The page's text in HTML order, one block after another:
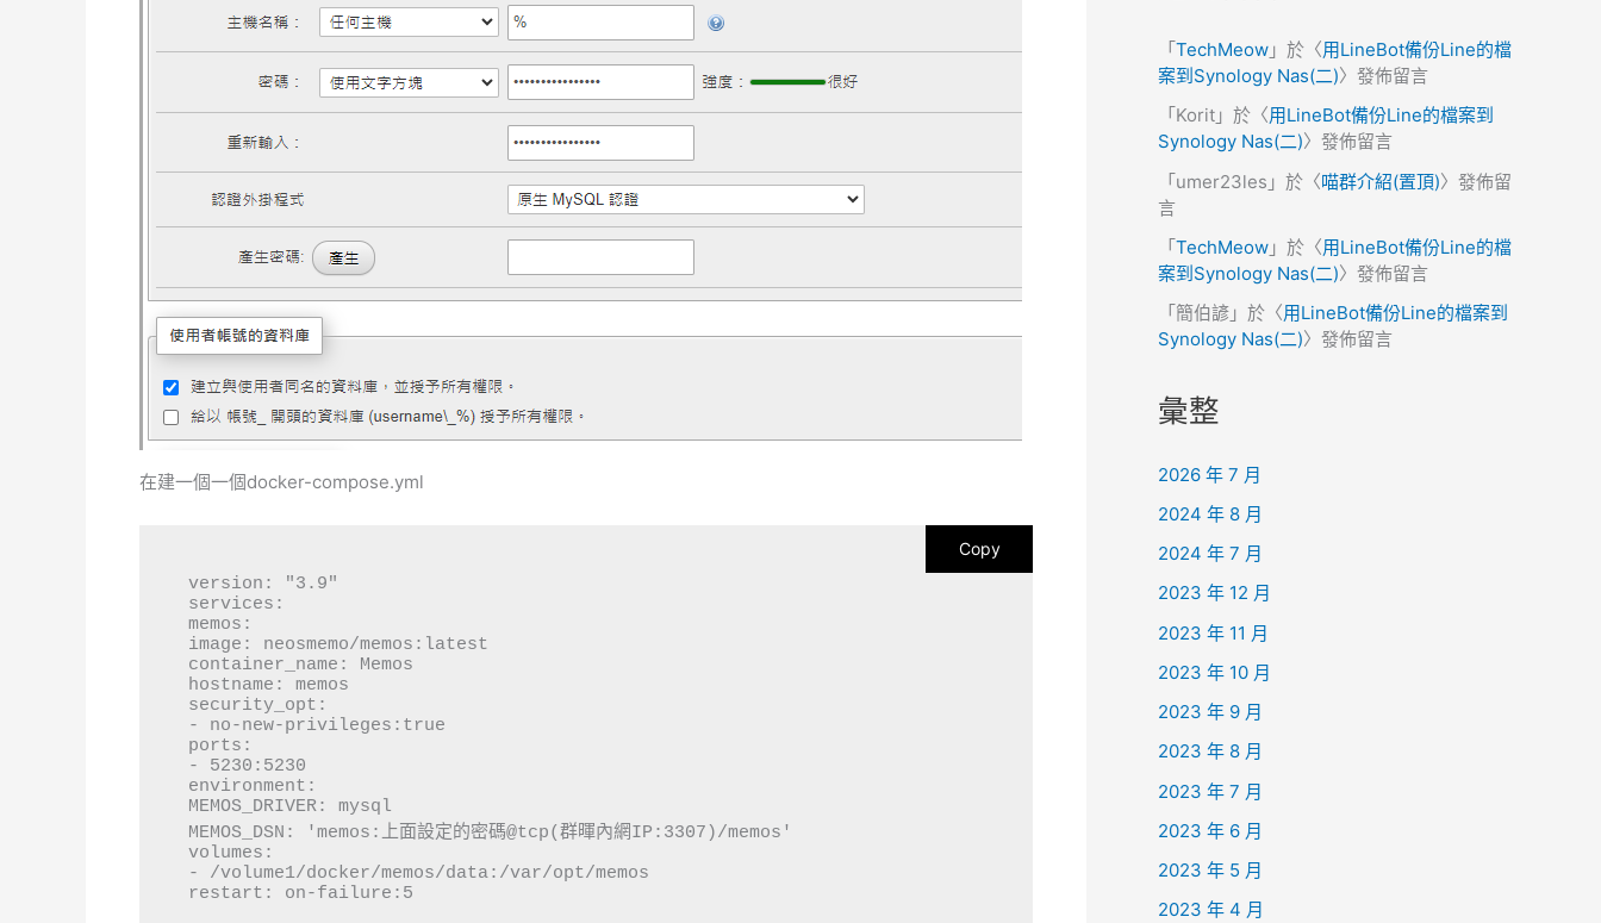
在建一個一個docker-compose.yml
Copy
version: "3.9"
services:
memos:
image: neosmemo/memos:latest
container_name: Memos
hostname: memos
security_opt:
- no-new-privileges:true
ports:
- 5230:5230
environment:
MEMOS_DRIVER: mysql
MEMOS_DSN: 'memos:上面設定的密碼@tcp(群暉內網IP:3307)/memos'
volumes:
- /volume1/docker/memos/data:/var/opt/memos
restart: on-failure:5
「 TechMeow 」於〈用LineBot備份Line的檔
案到Synology Nas(二)〉發佈留言
「 Korit 」於〈用LineBot備份Line的檔案到
Synology Nas(二)〉發佈留言
「umer23les 」於〈喵群介紹(置頂)〉發佈留
言
「TechMeow 」於〈用LineBot備份Line的檔
案到Synology Nas(二)〉發佈留言
「 簡伯諺 」於〈用LineBot備份Line的檔案到
Synology Nas(二)〉發佈留言
彙整
2026 年 7 月
2024 年 8 月
2024 年 7 月
2023 年 12 月
2023 年 11 月
2023 年 10 月
2023 年 9 月
2023 年 8 月
2023 年 7 月
2023 年 6 月
2023 年 5 月
2023 年 4 月